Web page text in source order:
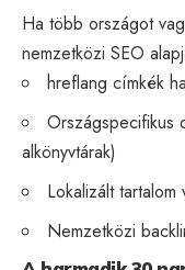
Ha több országot
nemzetközi SEO
hreflang címkék
Országspecifikus
alkönyvtárak)
Lokalizált
Nemzetközi